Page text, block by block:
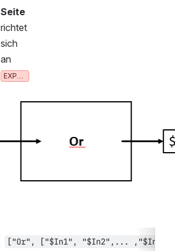
Seite
richtet
sich
an
EXPERTEN
["Or", ["$In1", "$In2",...